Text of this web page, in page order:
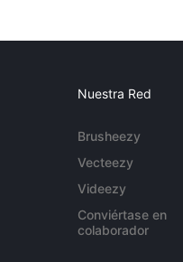
Nuestra Red
Brusheezy
Vecteezy
Videezy
Conviértase en
colaborador